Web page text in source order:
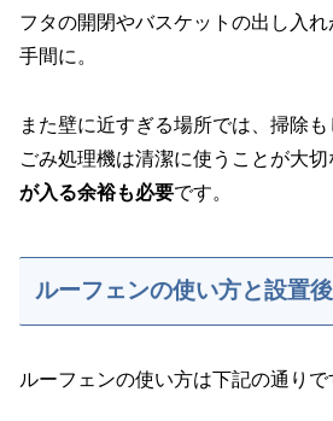
フタの開閉やバスケットの出し入
手間に。
また壁に近すぎる場所では、掃除
ごみ処理機は清潔に使うことが大切
が入る余裕も必要です。
ルーフェンの使い方と設置
ルーフェンの使い方は下記の通りで